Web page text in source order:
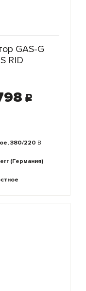
GAS-G
RID
c
380/220 В
(Германия)